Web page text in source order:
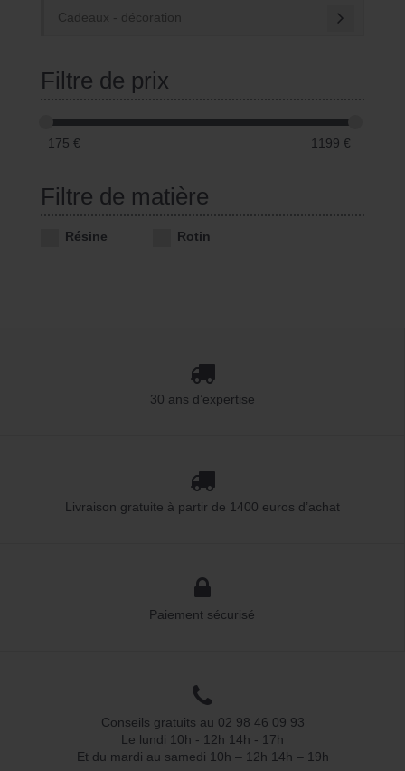
Cadeaux - décoration
Filtre de prix
175 € 1199 €
Filtre de matière
Résine Rotin
30 ans d’expertise
Livraison gratuite à partir de 1400 euros d’achat
Paiement sécurisé
Conseils gratuits au 02 98 46 09 93
Le lundi 10h - 12h 14h - 17h
Et du mardi au samedi 10h – 12h 14h – 19h